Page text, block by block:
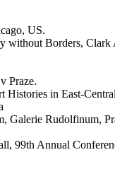
US.
without Borders, Clark
Praze.
in East-
Galerie Rudolfinum,
99th Annual